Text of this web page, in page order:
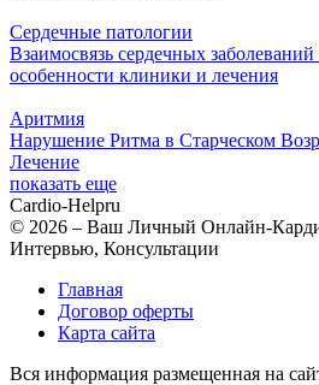
Сердечные патологии
Взаимосвязь сердечных
особенности клиники и лечения
Аритмия
Нарушение Ритма в Старческом
Лечение
показать еще
Cardio-Helpru
© 2026 – Ваш Личный Онлайн-
Интервью, Консультации
Главная
Договор оферты
Карта сайта
Вся информация размещенная на